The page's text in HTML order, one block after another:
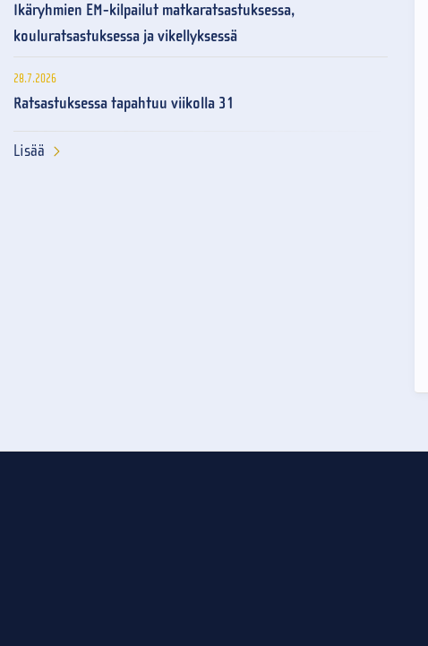
Ikäryhmien EM-kilpailut matkaratsastuksessa,
kouluratsastuksessa ja vikellyksessä
28.7.2026
Ratsastuksessa tapahtuu viikolla 31
Lisää